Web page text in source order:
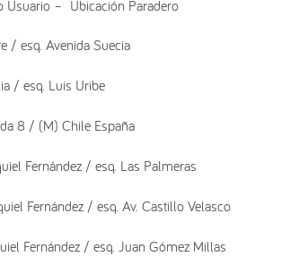
Usuario – Ubicación Paradero
/ esq. Avenida Suecia
/ esq. Luis Uribe
8 / (M) Chile España
Fernández / esq. Las Palmeras
Fernández / esq. Av. Castillo Velasco
Fernández / esq. Juan Gómez Millas